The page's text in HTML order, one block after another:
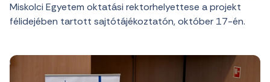
Miskolci Egyetem oktatási rektorhelyettese a projekt
félidejében tartott sajtótájékoztatón, október 17-én.